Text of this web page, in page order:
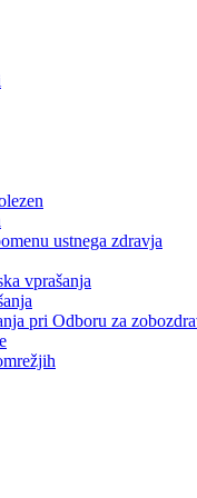
ustnega zdravja
vprašanja
pri Odboru za